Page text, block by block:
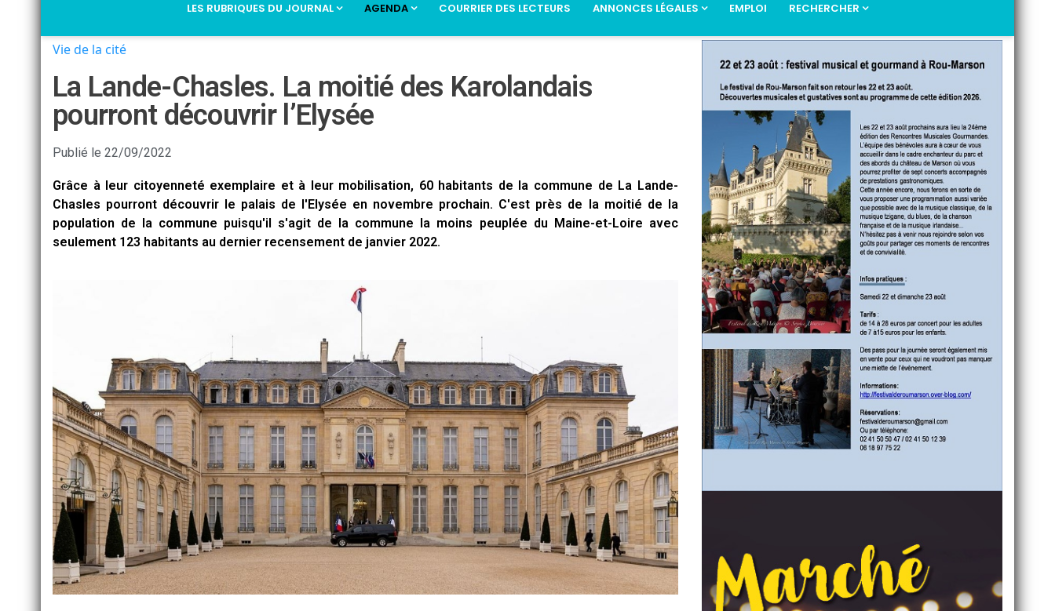
LES RUBRIQUES DU JOURNAL AGENDA COURRIER DES LECTEURS ANNONCES LÉGALES EMPLOI RECHERCHER
Vie de la cité
La Lande-Chasles. La moitié des Karolandais
pourront découvrir l’Elysée
Publié le 22/09/2022
Grâce à leur citoyenneté exemplaire et à leur mobilisation, 60 habitants de la commune de La Lande-
Chasles pourront découvrir le palais de l'Elysée en novembre prochain. C'est près de la moitié de la
population de la commune puisqu'il s'agit de la commune la moins peuplée du Maine-et-Loire avec
seulement 123 habitants au dernier recensement de janvier 2022.